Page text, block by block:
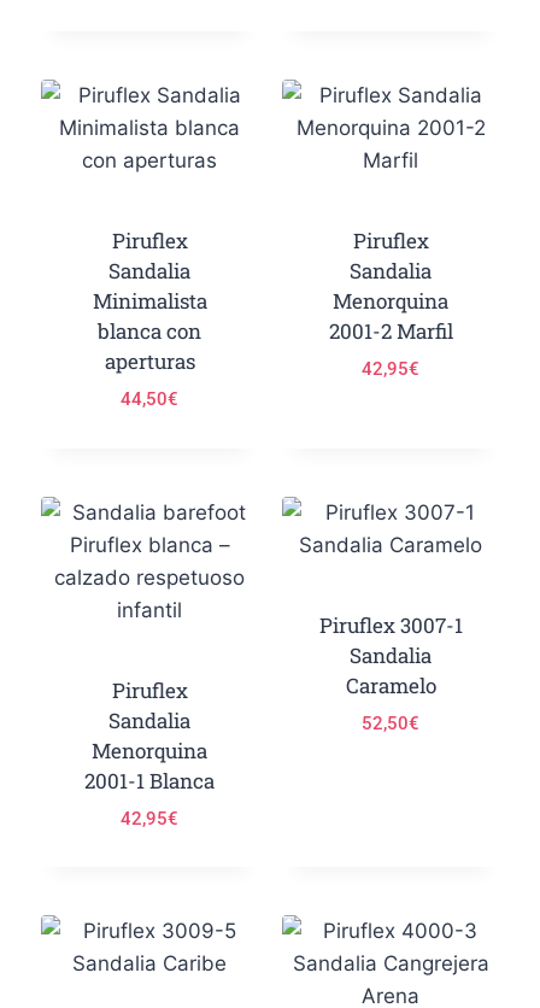
Piruflex
Sandalia
Minimalista
blanca con
aperturas
44,50€
Piruflex
Sandalia
Menorquina
2001-2 Marfil
42,95€
Piruflex
Sandalia
Menorquina
2001-1 Blanca
42,95€
Piruflex 3007-1
Sandalia
Caramelo
52,50€